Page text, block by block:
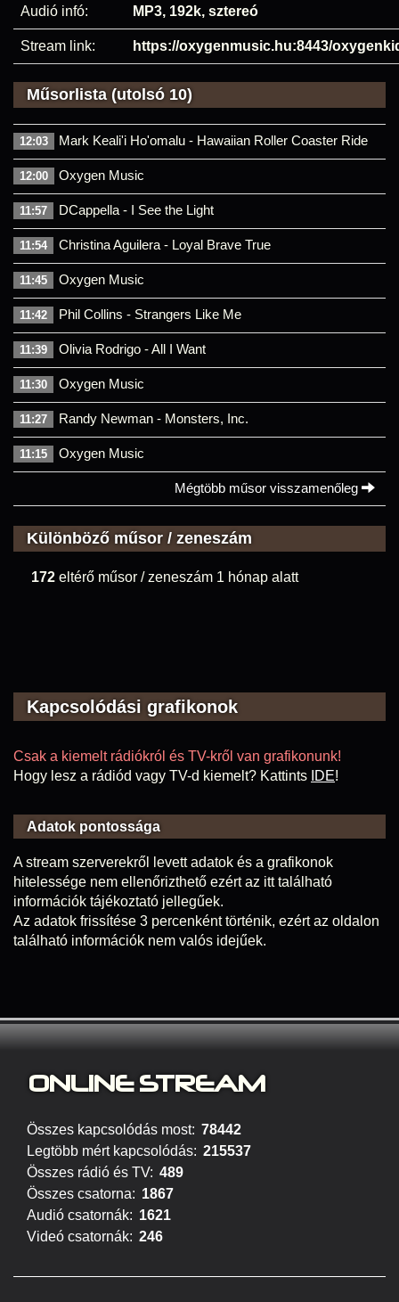
Audió infó: MP3, 192k, sztereó
Stream link: https://oxygenmusic.hu:8443/
Műsorlista (utolsó 10)
12:03 Mark Keali'i Ho'omalu - Hawaiian Roller Coaster Ride
12:00 Oxygen Music
11:57 DCappella - I See the Light
11:54 Christina Aguilera - Loyal Brave True
11:45 Oxygen Music
11:42 Phil Collins - Strangers Like Me
11:39 Olivia Rodrigo - All I Want
11:30 Oxygen Music
11:27 Randy Newman - Monsters, Inc.
11:15 Oxygen Music
Mégtöbb műsor visszamenőleg
Különböző műsor / zeneszám
172 eltérő műsor / zeneszám 1 hónap alatt
Kapcsolódási grafikonok
Csak a kiemelt rádiókról és TV-kről van grafikonunk!
Hogy lesz a rádiód vagy TV-d kiemelt? Kattints IDE!
Adatok pontossága
A stream szerverekről levett adatok és a grafikonok
hitelessége nem ellenőrizthető ezért az itt található
információk tájékoztató jellegűek.
Az adatok frissítése 3 percenként történik, ezért az oldalon
található információk nem valós idejűek.
ONLINE STREAM
Összes kapcsolódás most: 78442
Legtöbb mért kapcsolódás: 215537
Összes rádió és TV: 489
Összes csatorna: 1867
Audió csatornák: 1621
Videó csatornák: 246